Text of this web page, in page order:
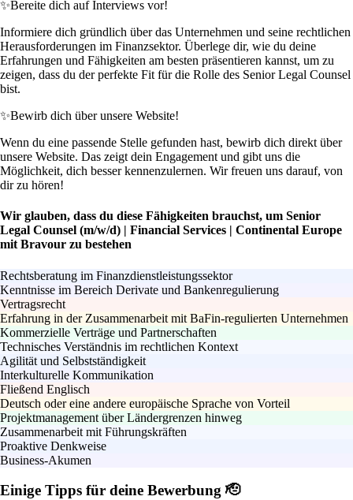
✨Bereite dich auf Interviews vor!
Informiere dich gründlich über das Unternehmen und seine rechtlichen
Herausforderungen im Finanzsektor. Überlege dir, wie du deine
Erfahrungen und Fähigkeiten am besten präsentieren kannst, um zu
zeigen, dass du der perfekte Fit für die Rolle des Senior Legal Counsel
bist.
✨Bewirb dich über unsere Website!
Wenn du eine passende Stelle gefunden hast, bewirb dich direkt über
unsere Website. Das zeigt dein Engagement und gibt uns die
Möglichkeit, dich besser kennenzulernen. Wir freuen uns darauf, von
dir zu hören!
Wir glauben, dass du diese Fähigkeiten brauchst, um Senior
Legal Counsel (m/w/d) | Financial Services | Continental Europe
mit Bravour zu bestehen
Rechtsberatung im Finanzdienstleistungssektor
Kenntnisse im Bereich Derivate und Bankenregulierung
Vertragsrecht
Erfahrung in der Zusammenarbeit mit BaFin-regulierten Unternehmen
Kommerzielle Verträge und Partnerschaften
Technisches Verständnis im rechtlichen Kontext
Agilität und Selbstständigkeit
Interkulturelle Kommunikation
Fließend Englisch
Deutsch oder eine andere europäische Sprache von Vorteil
Projektmanagement über Ländergrenzen hinweg
Zusammenarbeit mit Führungskräften
Proaktive Denkweise
Business-Akumen
Einige Tipps für deine Bewerbung 🫡